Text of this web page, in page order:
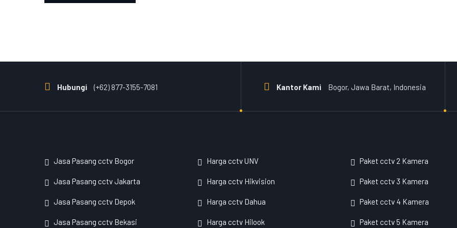
Hubungi (+62) 877-3155-7081 Kantor Kami Bogor, Jawa Barat, Indonesia
Jasa Pasang cctv Bogor
Jasa Pasang cctv Jakarta
Jasa Pasang cctv Depok
Jasa Pasang cctv Bekasi
Harga cctv UNV
Harga cctv Hikvision
Harga cctv Dahua
Harga cctv Hilook
Paket cctv 2 Kamera
Paket cctv 3 Kamera
Paket cctv 4 Kamera
Paket cctv 5 Kamera